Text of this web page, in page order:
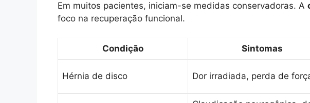
Em muitos pacientes, iniciam-se medidas conservadoras. A
foco na recuperação funcional.
Condição Sintomas
Hérnia de disco Dor irradiada, perda de